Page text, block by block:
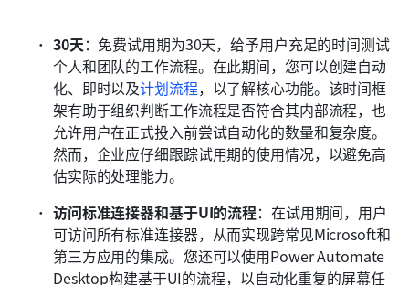
30天：免费试用期为30天，给予用户充足的时间测试
个人和团队的工作流程。在此期间，您可以创建自动
化、即时以及计划流程，以了解核心功能。该时间框
架有助于组织判断工作流程是否符合其内部流程，也
允许用户在正式投入前尝试自动化的数量和复杂度。
然而，企业应仔细跟踪试用期的使用情况，以避免高
估实际的处理能力。
访问标准连接器和基于UI的流程：在试用期间，用户
可访问所有标准连接器，从而实现跨常见Microsoft和
第三方应用的集成。您还可以使用Power Automate
Desktop构建基于UI的流程，以自动化重复的屏幕任